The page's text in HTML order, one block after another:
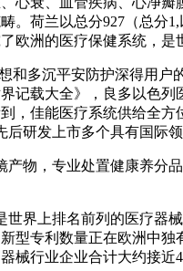
。荷兰以总分927（总
洲的医疗保健系统，
多沉平安防护深得用户
记载大全》，良多以色
佳能医疗系统供给全
研发上市多个具有国际
，专业处置健康养分
上排名前列的医疗器
专利数量正在欧洲中
械行业企业合计大约接近